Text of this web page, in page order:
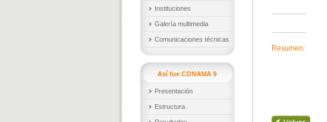
Instituciones
Galería multimedia
Comunicaciones técnicas
Así fue CONAMA 9
Presentación
Estructura
Resumen: